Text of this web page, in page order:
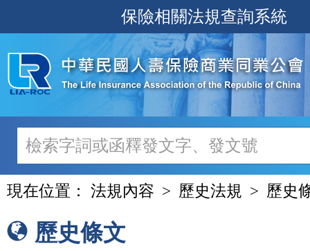
至
主
內
容
保險相關法規查詢系統
現在位置： 法規內容 歷史法規 歷史
歷史條文